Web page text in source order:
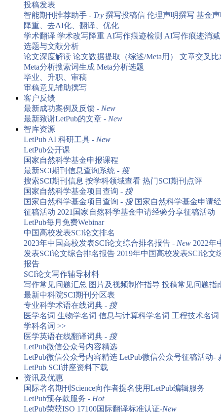
投稿发表
智能期刊推荐助手 - Try 撰写投稿信 伦理声明撰写 基金
降重、去AI化、翻译、优化
学术翻译 学术改写降重 AI写作痕迹检测 AI写作痕迹消
选题与文献分析
论文深度解读 论文数据提取（综述/Meta用）
文章交叉比
Meta分析搜索词生成 Meta分析选题
毕业、升职、审稿
审稿意见辅助撰写
客户反馈
最新成功案例及反馈 - New
最新致谢LetPub的文章 - New
智库资源
LetPub AI 科研工具 - New
LetPub公开课
国家自然科学基金申报课程
最新SCI期刊信息查询系统 - 搜
搜索SCI期刊信息 按学科领域查看 热门SCI期刊点评
国家自然科学基金项目查询 - 搜
国家自然科学基金项目查询 - 搜 国家自然科学基金申请
征稿活动 2021国家自然科学基金申请经验分享征稿活动
LetPub每月免费Webinar
中国高校发表SCI论文排名
2023年中国高校发表SCI论文综合排名报告 - New 2022年
发表SCI论文综合排名报告 2019年中国高校发表SCI论文
报告
SCI论文写作辅导材料
写作常见问题汇总 图片及视频制作指导 投稿常见问题指
最新中科院SCI期刊分区表
专业科学术语在线词典 - 搜
医学名词 生物学名词 信息与计算科学名词 工程技术名词
学科名词 >>
医学英语在线翻译词典 - 搜
LetPub微信公众号内容精选
LetPub微信公众号内容精选 LetPub微信公众号征稿活动-
LetPub SCI讲座资料下载
资讯及优惠
国际著名期刊Science向作者提名使用LetPub编辑服务
LetPub预存款服务 - Hot
LetPub荣获ISO 17100国际翻译标准认证-New